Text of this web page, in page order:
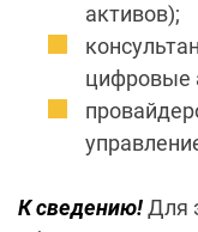
активов);
цифровые
К сведению!Для